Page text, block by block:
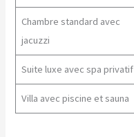
Chambre standard avec
jacuzzi
Suite luxe avec spa privatif
Villa avec piscine et sauna